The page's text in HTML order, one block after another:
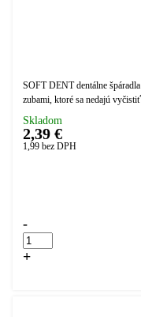
SOFT DENT dentálne
zubami, ktoré sa nedajú vyčistiť
Skladom
2,39 €
1,99 bez DPH
-
+